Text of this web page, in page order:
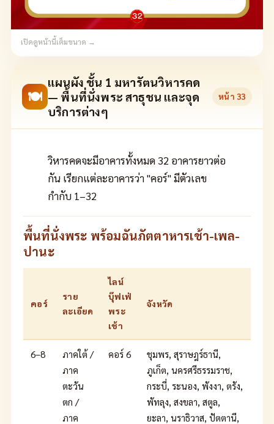
เปิดดูหน้านี้เต็มขนาด →
🍽
แผนผัง ชั้น 1 มหารัตนวิหารคด
— พื้นที่นั่งพระ สาธุชน และจุด
บริการต่างๆ
หน้า 33
วิหารคดจะมีอาคารทั้งหมด 32 อาคารยาวต่อ
กัน เรียกแต่ละอาคารว่า "คอร์" มีตัวเลข
กำกับ 1–32
พื้นที่นั่งพระ พร้อมฉันภัตตาหารเช้า-เพล-
ปานะ
คอร์
ราย
ละเอียด
ไลน์
บุ๊ฟเฟ่
พระ
เช้า
จังหวัด
6–8
ภาคใต้ /
ภาค
ตะวัน
ตก /
ภาค
คอร์ 6
ชุมพร, สุราษฎร์ธานี,
ภูเก็ต, นครศรีธรรมราช,
กระบี่, ระนอง, พังงา, ตรัง,
พัทลุง, สงขลา, สตูล,
ยะลา, นราธิวาส, ปัตตานี,